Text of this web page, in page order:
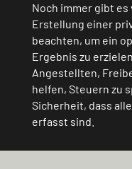
Noch immer gibt
Erstellung einer
beachten, um ein
Ergebnis zu
Angestellten,
helfen, Steuern zu
Sicherheit, dass
erfasst sind.